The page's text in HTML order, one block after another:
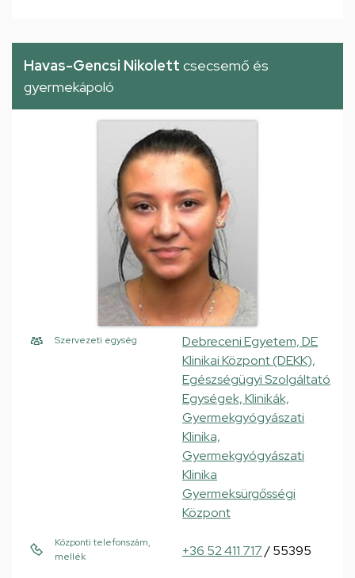
Havas-Gencsi Nikolett csecsemő és
gyermekápoló
Szervezeti egység
Debreceni Egyetem, DE
Klinikai Központ (DEKK),
Egészségügyi Szolgáltató
Egységek, Klinikák,
Gyermekgyógyászati
Klinika,
Gyermekgyógyászati
Klinika
Gyermeksürgősségi
Központ
Központi telefonszám,
mellék
+36 52 411 717/ 55395